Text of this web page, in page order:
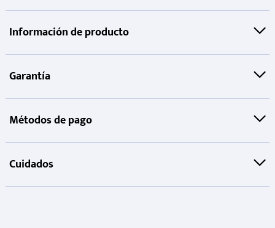
Información de producto
Garantía
Métodos de pago
Cuidados